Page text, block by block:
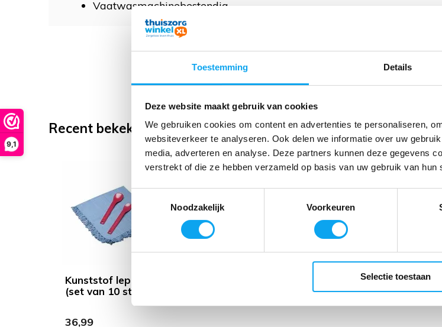
Toestemming Details
Deze website maakt gebruik van cookies
We gebruiken cookies om content en advertenties te personaliseren,
websiteverkeer te analyseren. Ook delen we informatie over uw
media, adverteren en analyse. Deze partners kunnen deze gegevens
verstrekt of die ze hebben verzameld op basis van uw gebruik van hun
Toestemmingsselectie
Noodzakelijk
Voorkeuren
Selectie toestaan
9,1
Vaatwasmachinebestendig
Recent bekeken
Kunststof lepels
(set van 10 stuks)
36,99